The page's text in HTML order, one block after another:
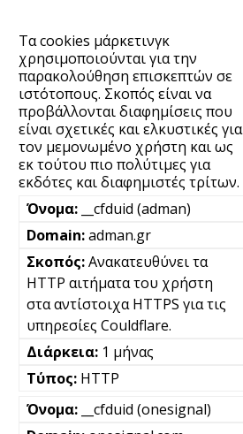
Τα cookies μάρκετινγκ
χρησιμοποιούνται για την
παρακολούθηση επισκεπτών σε
ιστότοπους. Σκοπός είναι να
προβάλλονται διαφημίσεις που
είναι σχετικές και ελκυστικές για
τον μεμονωμένο χρήστη και ως
εκ τούτου πιο πολύτιμες για
εκδότες και διαφημιστές τρίτων.
__cfduid (adman)
adman.gr
Ανακατευθύνει τα
HTTP αιτήματα του χρήστη
στα αντίστοιχα HTTPS για τις
υπηρεσίες Couldflare.
1 μήνας
HTTP
__cfduid (onesignal)